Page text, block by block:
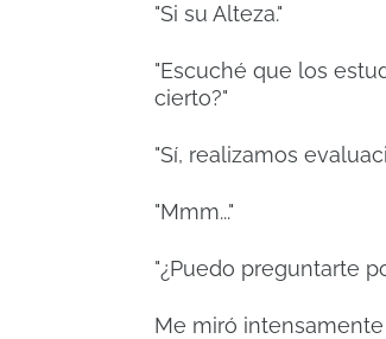
"Si su Alteza."
"Escuché que los
cierto?"
"Sí, realizamos
"Mmm..."
"¿Puedo preguntarte
Me miró